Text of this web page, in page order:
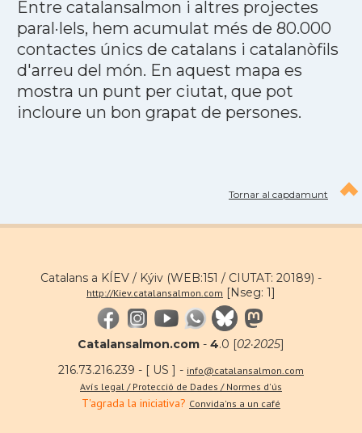
Entre catalansalmon i altres projectes
paral·lels, hem acumulat més de 80.000
contactes únics de catalans i catalanòfils
d'arreu del món. En aquest mapa es
mostra un punt per ciutat, que pot
incloure un bon grapat de persones.
Tornar al capdamunt
Catalans a KÍEV / Kýiv (WEB:151 / CIUTAT: 20189) -
http://Kiev.catalansalmon.com [Nseg: 1]
Catalansalmon.com - 4.0 [02·2025]
216.73.216.239 - [ US ] - info@catalansalmon.com
Avís legal / Protecció de Dades / Normes d'ús
T'agrada la iniciativa? Convida'ns a un café